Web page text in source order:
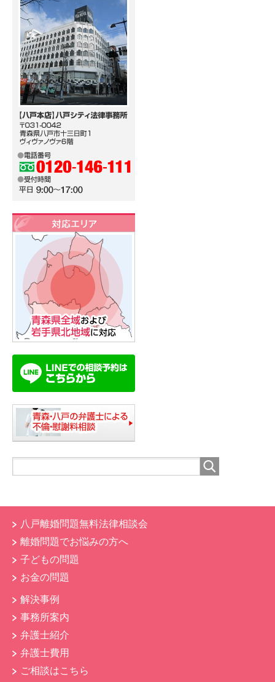
八戸離婚問題無料法律相談会
離婚問題でお悩みの方へ
子どもの問題
お金の問題
解決事例
事務所案内
弁護士紹介
弁護士費用
ご相談はこちら